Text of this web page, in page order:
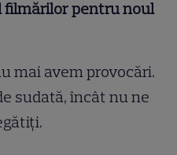
pentru noul
mai avem provocări.
sudată, încât nu ne